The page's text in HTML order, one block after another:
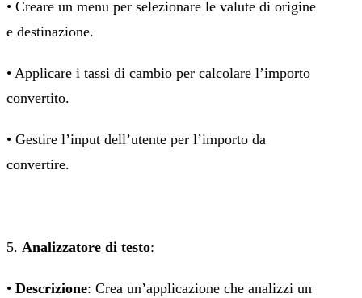
• Creare un menu per selezionare le valute di origine
e destinazione.
• Applicare i tassi di cambio per calcolare l’importo
convertito.
• Gestire l’input dell’utente per l’importo da
convertire.
5. Analizzatore di testo:
• Descrizione: Crea un’applicazione che analizzi un